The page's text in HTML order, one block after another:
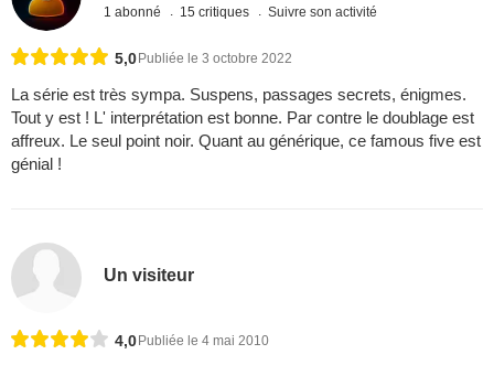
1 abonné 15 critiques Suivre son activité
5,0Publiée le 3 octobre 2022
La série est très sympa. Suspens, passages secrets, énigmes.
Tout y est ! L' interprétation est bonne. Par contre le doublage est
affreux. Le seul point noir. Quant au générique, ce famous five est
génial !
Un visiteur
4,0 Publiée le 4 mai 2010